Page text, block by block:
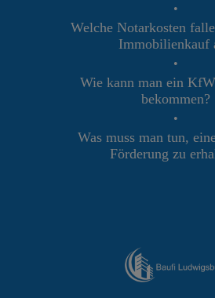
•
Welche Notarkosten
Immobilienkauf
•
Wie kann man ein
bekommen?
•
Was muss man tun,
Förderung zu